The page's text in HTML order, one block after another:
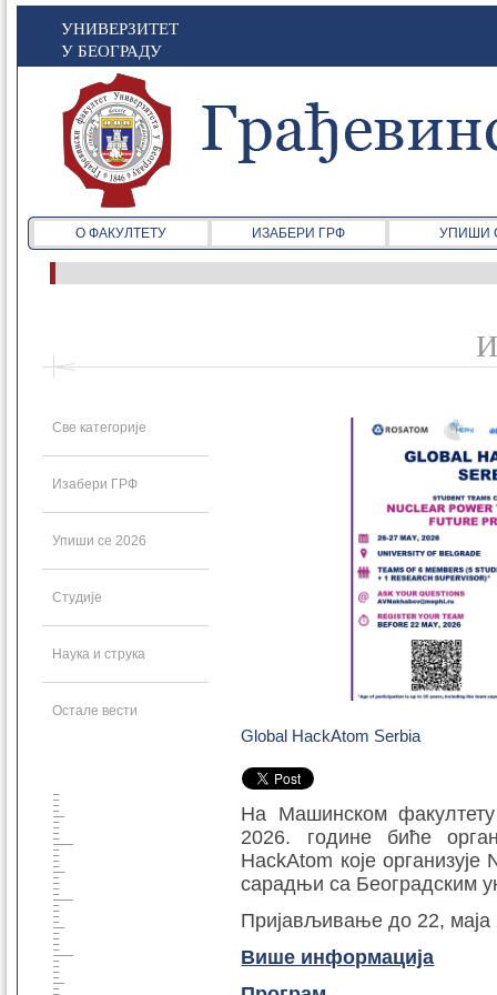
УНИВЕРЗИТЕТ
У БЕОГРАДУ
О ФАКУЛТЕТУ ИЗАБЕРИ ГРФ УПИШИ
Све категорије
Изабери ГРФ
Упиши се 2026
Студије
Наука и струка
Остале вести
Global HackАtom Serbia
На Машинском
2026. године биће
HackАtom које
сарадњи са Београдским
Пријављивање до 22, маја
Више информација